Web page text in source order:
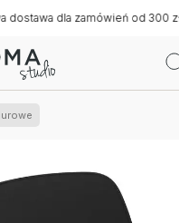
dla zamówień od 300 zł